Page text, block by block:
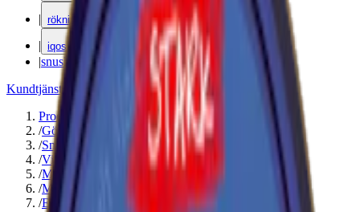
| rökning
| iqos
|snuskuriren
Kundtjänst| Varumärken
Produkter
/Göteborgs Rapé
/Snus
/Vit Portion
/Mini
/Mild
/Enbär